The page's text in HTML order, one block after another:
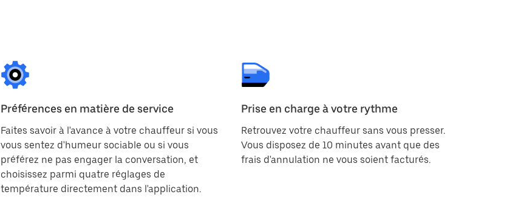
Préférences en matière de service
Faites savoir à l'avance à votre chauffeur si vous
vous sentez d'humeur sociable ou si vous
préférez ne pas engager la conversation, et
choisissez parmi quatre réglages de
température directement dans l'application.
Prise en charge à votre rythme
Retrouvez votre chauffeur sans vous presser.
Vous disposez de 10 minutes avant que des
frais d'annulation ne vous soient facturés.